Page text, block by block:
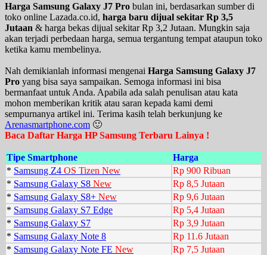
Harga Samsung Galaxy J7 Pro bulan ini, berdasarkan sumber di
toko online Lazada.co.id, harga baru dijual sekitar Rp 3,5
Jutaan & harga bekas dijual sekitar Rp 3,2 Jutaan. Mungkin saja
akan terjadi perbedaan harga, semua tergantung tempat ataupun toko
ketika kamu membelinya.
Nah demikianlah informasi mengenai Harga Samsung Galaxy J7
Pro yang bisa saya sampaikan. Semoga informasi ini bisa
bermanfaat untuk Anda. Apabila ada salah penulisan atau kata
mohon memberikan kritik atau saran kepada kami demi
sempurnanya artikel ini. Terima kasih telah berkunjung ke
Arenasmartphone.com 🙂
Baca Daftar Harga HP Samsung Terbaru Lainya !
Tipe Smartphone
Harga
* Samsung Z4 OS Tizen New
Rp 900 Ribuan
* Samsung Galaxy S8 New
Rp 8,5 Jutaan
* Samsung Galaxy S8+ New
Rp 9,6 Jutaan
* Samsung Galaxy S7 Edge
Rp 5,4 Jutaan
* Samsung Galaxy S7
Rp 3,9 Jutaan
* Samsung Galaxy Note 8
Rp 11.6 Jutaan
* Samsung Galaxy Note FE New
Rp 7,5 Jutaan